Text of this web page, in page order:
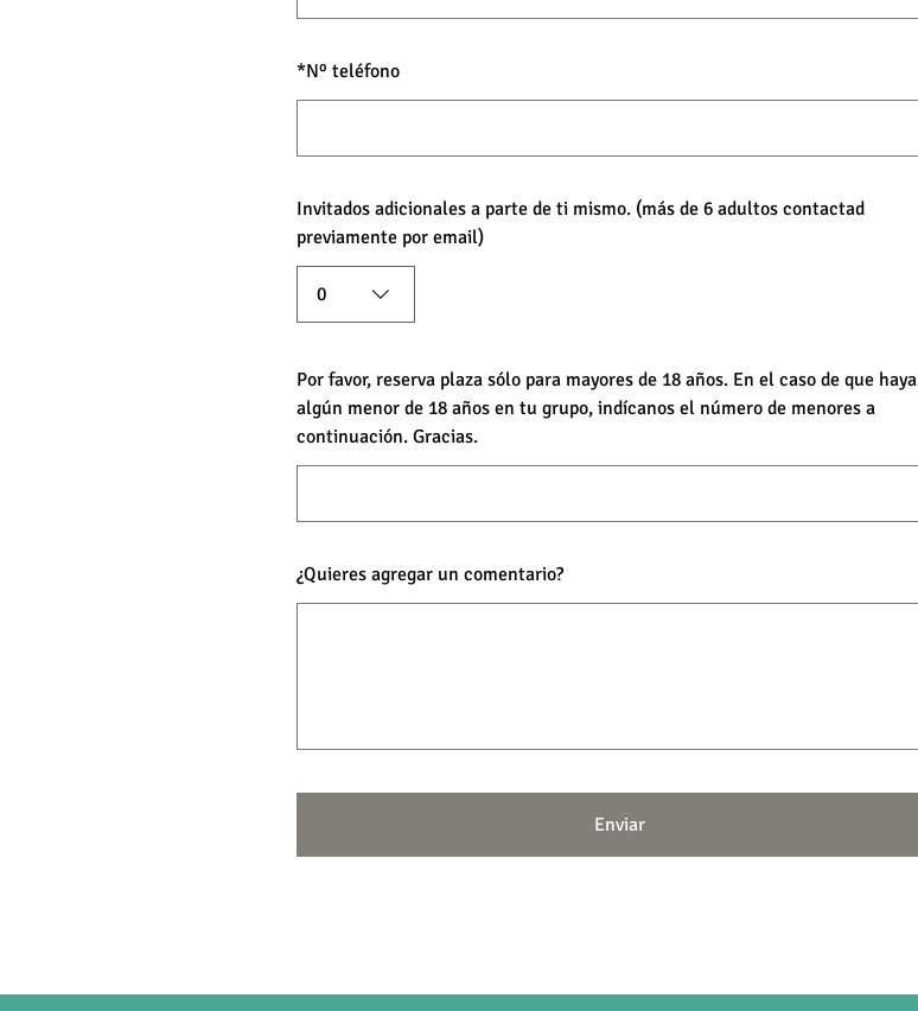
*Nº teléfono
Invitados adicionales a parte de ti mismo. (más de 6 adultos contactad
previamente por email)
0
Por favor, reserva plaza sólo para mayores de 18 años. En el caso de que haya
algún menor de 18 años en tu grupo, indícanos el número de menores a
continuación. Gracias.
¿Quieres agregar un comentario?
Enviar